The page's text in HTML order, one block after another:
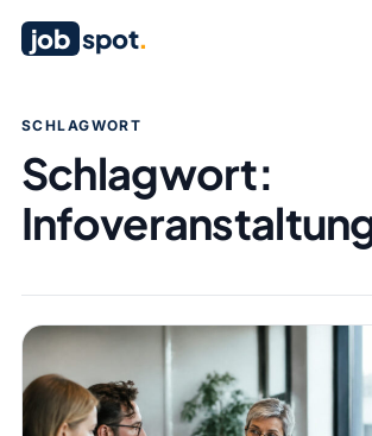
job spot.
SCHLAGWORT
Schlagwort: